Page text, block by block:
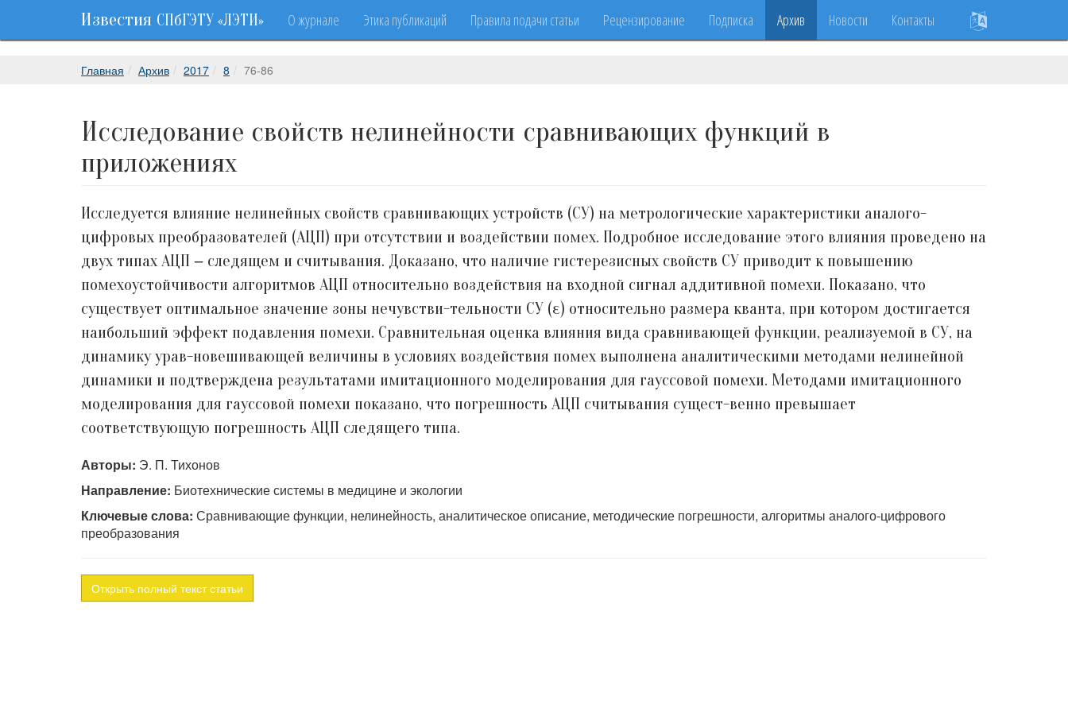
Известия СПбГЭТУ «ЛЭТИ» О журнале Этика публикаций Правила подачи статьи Рецензирование Подписка Архив Новости Контакты
Главная Архив 2017 8 76-86
Исследование свойств нелинейности сравнивающих функций в
приложениях
Исследуется влияние нелинейных свойств сравнивающих устройств (СУ) на метрологические характеристики аналого-
цифровых преобразователей (АЦП) при отсутствии и воздействии помех. Подробное исследование этого влияния проведено на
двух типах АЦП − следящем и считывания. Доказано, что наличие гистерезисных свойств СУ приводит к повышению
помехоустойчивости алгоритмов АЦП относительно воздействия на входной сигнал аддитивной помехи. Показано, что
существует оптимальное значение зоны нечувстви-тельности СУ (ε) относительно размера кванта, при котором достигается
наибольший эффект подавления помехи. Сравнительная оценка влияния вида сравнивающей функции, реализуемой в СУ, на
динамику урав-новешивающей величины в условиях воздействия помех выполнена аналитическими методами нелинейной
динамики и подтверждена результатами имитационного моделирования для гауссовой помехи. Методами имитационного
моделирования для гауссовой помехи показано, что погрешность АЦП считывания сущест-венно превышает
соответствующую погрешность АЦП следящего типа.
Авторы: Э. П. Тихонов
Направление: Биотехнические системы в медицине и экологии
Ключевые слова: Сравнивающие функции, нелинейность, аналитическое описание, методические погрешности, алгоритмы аналого-цифрового
преобразования
Открыть полный текст статьи